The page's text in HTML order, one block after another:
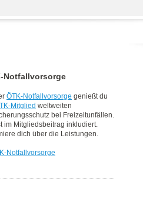
Notfallvorsorge
ÖTK-Notfallvorsorge genießt du
Mitglied weltweiten
bei Freizeitunfällen.
im Mitgliedsbeitrag inkludiert.
dich über die Leistungen.
Notfallvorsorge